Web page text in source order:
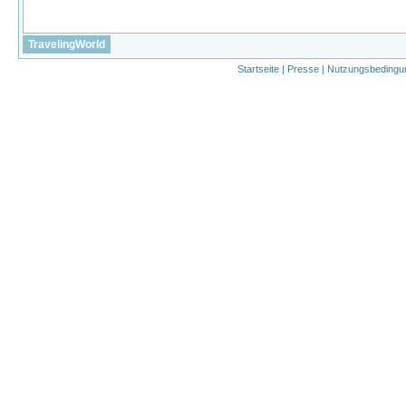
TravelingWorld
Startseite | Presse |